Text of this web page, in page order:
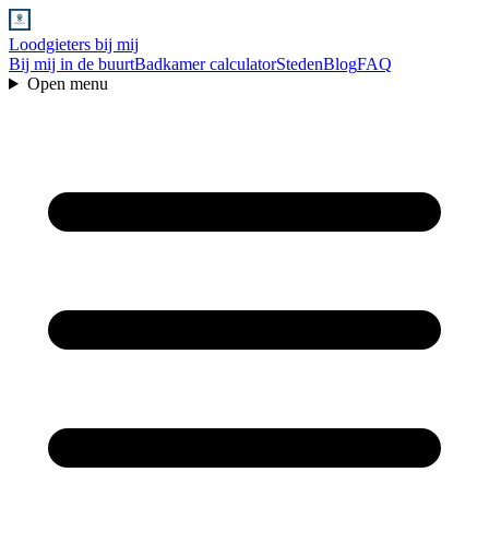
Loodgieters bij mij
Bij mij in de buurtBadkamer calculatorStedenBlogFAQ
Open menu